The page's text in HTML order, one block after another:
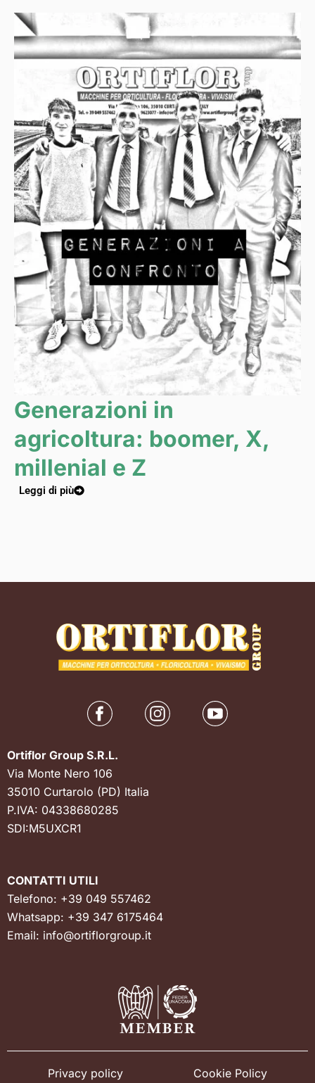
Generazioni in
agricoltura: boomer, X,
millenial e Z
Leggi di più
Ortiflor Group S.R.L.
Via Monte Nero 106
35010 Curtarolo (PD) Italia
P.IVA: 04338680285
SDI:M5UXCR1
CONTATTI UTILI
Telefono: +39 049 557462
Whatsapp: +39 347 6175464
Email: info@ortiflorgroup.it
Privacy policy Cookie Policy